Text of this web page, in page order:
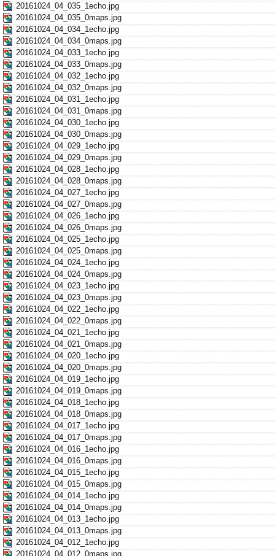
20161024_04_035_1echo.jpg
20161024_04_035_0maps.jpg
20161024_04_034_1echo.jpg
20161024_04_034_0maps.jpg
20161024_04_033_1echo.jpg
20161024_04_033_0maps.jpg
20161024_04_032_1echo.jpg
20161024_04_032_0maps.jpg
20161024_04_031_1echo.jpg
20161024_04_031_0maps.jpg
20161024_04_030_1echo.jpg
20161024_04_030_0maps.jpg
20161024_04_029_1echo.jpg
20161024_04_029_0maps.jpg
20161024_04_028_1echo.jpg
20161024_04_028_0maps.jpg
20161024_04_027_1echo.jpg
20161024_04_027_0maps.jpg
20161024_04_026_1echo.jpg
20161024_04_026_0maps.jpg
20161024_04_025_1echo.jpg
20161024_04_025_0maps.jpg
20161024_04_024_1echo.jpg
20161024_04_024_0maps.jpg
20161024_04_023_1echo.jpg
20161024_04_023_0maps.jpg
20161024_04_022_1echo.jpg
20161024_04_022_0maps.jpg
20161024_04_021_1echo.jpg
20161024_04_021_0maps.jpg
20161024_04_020_1echo.jpg
20161024_04_020_0maps.jpg
20161024_04_019_1echo.jpg
20161024_04_019_0maps.jpg
20161024_04_018_1echo.jpg
20161024_04_018_0maps.jpg
20161024_04_017_1echo.jpg
20161024_04_017_0maps.jpg
20161024_04_016_1echo.jpg
20161024_04_016_0maps.jpg
20161024_04_015_1echo.jpg
20161024_04_015_0maps.jpg
20161024_04_014_1echo.jpg
20161024_04_014_0maps.jpg
20161024_04_013_1echo.jpg
20161024_04_013_0maps.jpg
20161024_04_012_1echo.jpg
20161024_04_012_0maps.jpg